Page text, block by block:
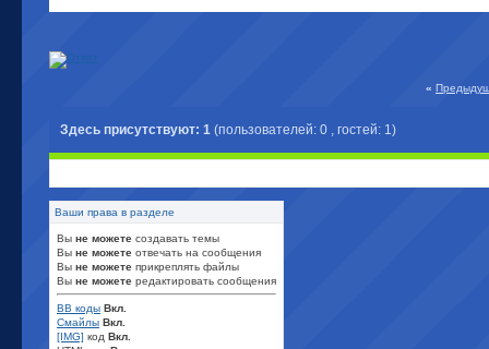
«
Здесь присутствуют: 1 (пользователей: 0 , гостей: 1)
Ваши права в разделе
Вы не можете создавать темы
Вы не можете отвечать на сообщения
Вы не можете прикреплять файлы
Вы не можете редактировать сообщения
BB коды Вкл.
Смайлы Вкл.
[IMG] код Вкл.